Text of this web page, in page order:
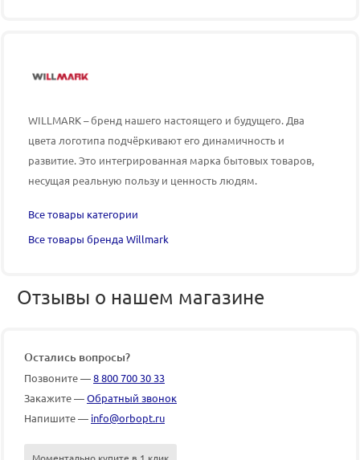
WILLMARK – бренд нашего настоящего и будущего. Два
цвета логотипа подчёркивают его динамичность и
развитие. Это интегрированная марка бытовых товаров,
несущая реальную пользу и ценность людям.
Все товары категории
Все товары бренда Willmark
Отзывы о нашем магазине
Остались вопросы?
Позвоните —8 800 700 30 33
Закажите —Обратный звонок
Напишите — info@orbopt.ru